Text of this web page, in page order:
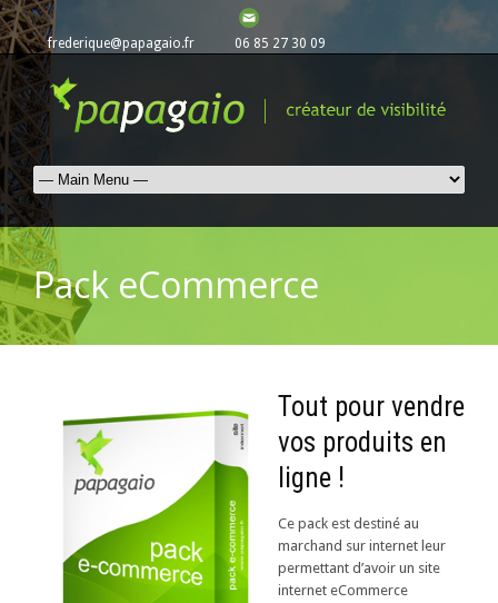
frederique@papagaio.fr 06 85 27 30 09
Pack eCommerce
Tout pour vendre
vos produits en
ligne !
Ce pack est destiné au
marchand sur internet leur
permettant d’avoir un site
internet eCommerce